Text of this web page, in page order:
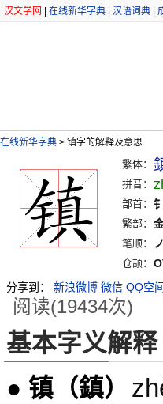
汉文学网 在线新华字典 汉语词典
在线新华字典 > 镇字的解释及意思
繁体：
拼音：
部首： 钅
繁部：
笔顺：
仓颉：
分享到：
新浪微博 微信 QQ空间
阅读(19434次)
基本字义解释
● 镇 （鎮）